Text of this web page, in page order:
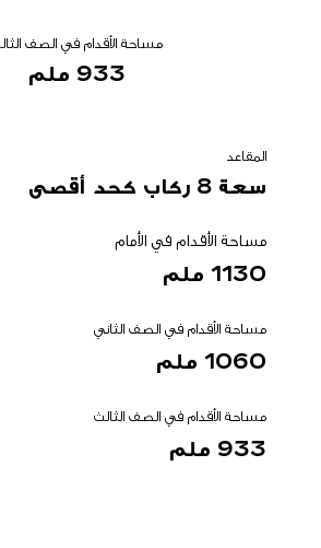
مساحة الأقدام في الصف الثالث
933 ملم
المقاعد
سعة 8 ركاب كحد أقصى
مساحة الأقدام في الأمام
1130 ملم
مساحة الأقدام في الصف الثاني
1060 ملم
مساحة الأقدام في الصف الثالث
933 ملم